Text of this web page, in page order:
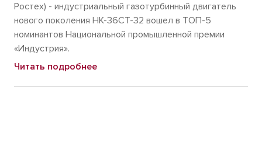
Ростех) - индустриальный газотурбинный двигатель
нового поколения НК-36СТ-32 вошел в ТОП-5
номинантов Национальной промышленной премии
«Индустрия».
Читать подробнее